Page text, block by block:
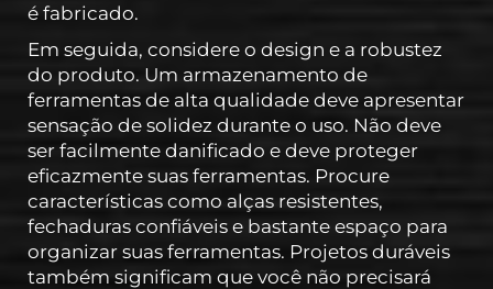
é fabricado.
Em seguida, considere o design e a robustez
do produto. Um armazenamento de
ferramentas de alta qualidade deve apresentar
sensação de solidez durante o uso. Não deve
ser facilmente danificado e deve proteger
eficazmente suas ferramentas. Procure
características como alças resistentes,
fechaduras confiáveis e bastante espaço para
organizar suas ferramentas. Projetos duráveis
também significam que você não precisará